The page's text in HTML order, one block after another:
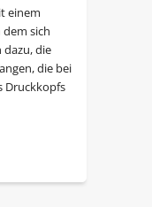
einem
sich
dazu, die
die bei
Druckkopfs